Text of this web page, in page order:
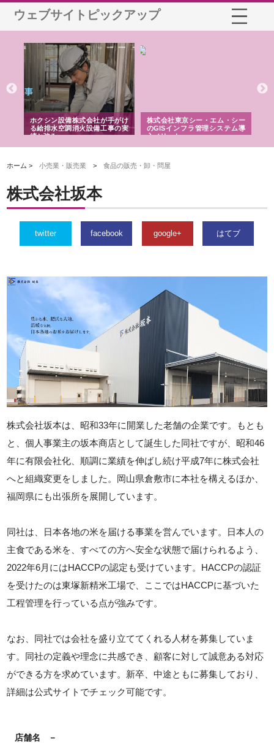
ウェブサイトピックアップ
式会社東京シー・エム・シー
GISインフラ管理システム導
メリット
株式会社アクアスペースが水中
から陸上まで一貫施工できる理
由
株式会社地
れ続ける理
強み
ホーム >小売業・販売業 >食品の販売・卸・問屋
株式会社坂本
twitter facebook google+ はてブ
株式会社坂本は、昭和33年に開業した老舗の企業です。もとも
と、個人事業主の坂本商店として誕生した同社ですが、昭和46
年に有限会社化、順調に業績を伸ばし続け平成7年に株式会社
へと組織変更をしました。岡山県倉敷市に本社を構えるほか、
福岡県にも出張所を展開しています。
同社は、日本各地の米を届ける事業を営んでいます。日本人の
主食である米を、すべての方へ安全な状態で届けられるよう、
2022年6月にはHACCPの認定も受けています。HACCPの認証
を受けたのは東塚新精米工場で、ここではHACCPに基づいた
工程管理を行っている点が強みです。
なお、同社では会社を盛り立ててくれる人材を募集していま
す。同社の定義や理念に共感でき、顧客に対して誠意ある対応
ができる方を求めています。新卒、中途ともに募集しており、
詳細は公式サイトでチェック可能です。
店舗名 －